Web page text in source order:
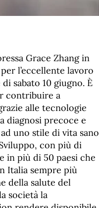
Grace Zhang in
l’eccellente lavoro
sabato 10 giugno. È
contribuire a
alle tecnologie
diagnosi precoce e
uno stile di vita sano
con più di
in più di 50 paesi che
Italia sempre più
della salute del
società la